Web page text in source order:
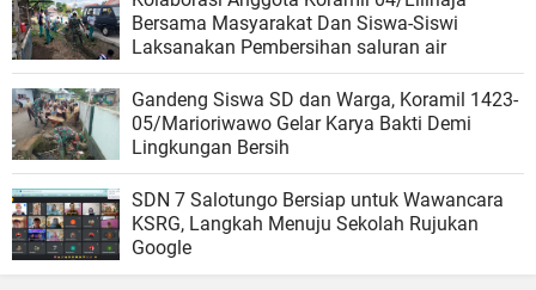
Bersama Masyarakat Dan Siswa-Siswi
Laksanakan Pembersihan saluran air
Gandeng Siswa SD dan Warga, Koramil 1423-
05/Marioriwawo Gelar Karya Bakti Demi
Lingkungan Bersih
SDN 7 Salotungo Bersiap untuk Wawancara
KSRG, Langkah Menuju Sekolah Rujukan
Google